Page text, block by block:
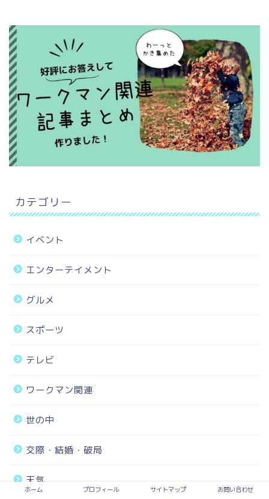
カテゴリー
イベント
エンターテイメント
グルメ
スポーツ
テレビ
ワークマン関連
世の中
交際・結婚・破局
天気
ホーム プロフィール サイトマップ お問い合わせ